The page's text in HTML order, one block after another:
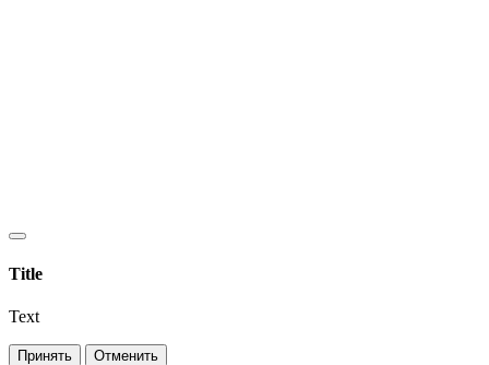
Title
Text
Принять Отменить